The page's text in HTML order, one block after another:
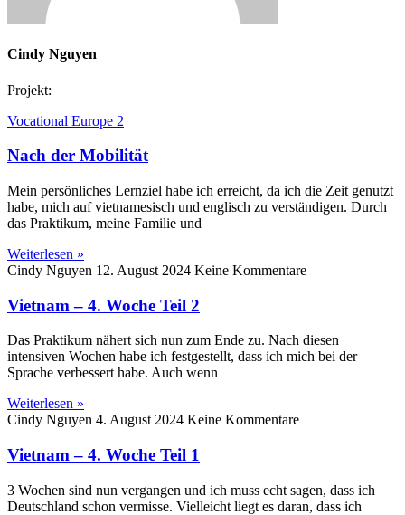
Cindy Nguyen
Projekt:
Vocational Europe 2
Nach der Mobilität
Mein persönliches Lernziel habe ich erreicht, da ich die Zeit genutzt
habe, mich auf vietnamesisch und englisch zu verständigen. Durch
das Praktikum, meine Familie und
Weiterlesen »
Cindy Nguyen 12. August 2024 Keine Kommentare
Vietnam – 4. Woche Teil 2
Das Praktikum nähert sich nun zum Ende zu. Nach diesen
intensiven Wochen habe ich festgestellt, dass ich mich bei der
Sprache verbessert habe. Auch wenn
Weiterlesen »
Cindy Nguyen 4. August 2024 Keine Kommentare
Vietnam – 4. Woche Teil 1
3 Wochen sind nun vergangen und ich muss echt sagen, dass ich
Deutschland schon vermisse. Vielleicht liegt es daran, dass ich